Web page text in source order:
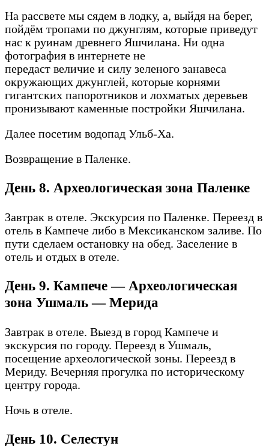
На рассвете мы сядем в лодку, а, выйдя на берег,
пойдём тропами по джунглям, которые приведут
нас к руинам древнего Яшчилана. Ни одна
фотография в интернете не
передаст величие и силу зеленого занавеса
окружающих джунглей, которые корнями
гигантских папоротников и лохматых деревьев
пронизывают каменные постройки Яшчилана.
Далее посетим водопад Ульб-Ха.
Возвращение в Паленке.
День 8. Археологическая зона Паленке
Завтрак в отеле. Экскурсия по Паленке. Переезд в
отель в Кампече либо в Мексиканском заливе. По
пути сделаем остановку на обед. Заселение в
отель и отдых в отеле.
День 9. Кампече — Археологическая
зона Ушмаль — Мерида
Завтрак в отеле. Выезд в город Кампече и
экскурсия по городу. Переезд в Ушмаль,
посещение археологической зоны. Переезд в
Мериду. Вечерняя прогулка по историческому
центру города.
Ночь в отеле.
День 10. Селестун